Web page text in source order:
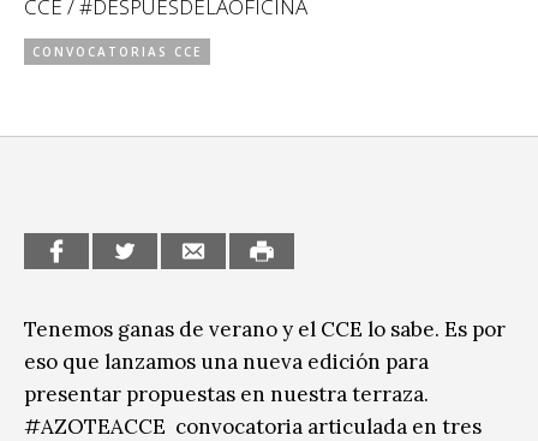
CCE en el interior/libros
Exposiciones
Género y Diversidad
Letras
Música
Sin categoría
CCE / #DESPUÉSDELAOFICINA
CONVOCATORIAS CCE
Tenemos ganas de verano y el CCE lo sabe. Es por
eso que lanzamos una nueva edición para
presentar propuestas en nuestra terraza.
#AZOTEACCE convocatoria articulada en tres